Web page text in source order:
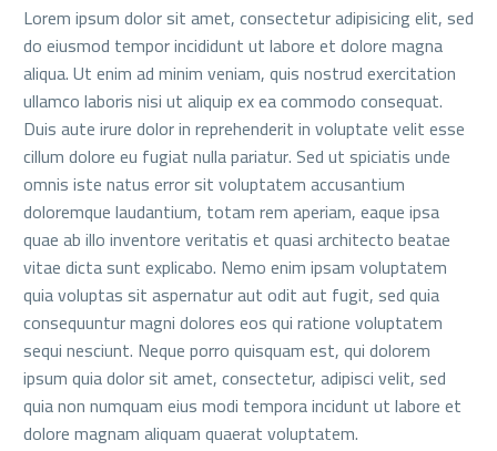
Lorem ipsum dolor sit amet, consectetur adipisicing elit, sed
do eiusmod tempor incididunt ut labore et dolore magna
aliqua. Ut enim ad minim veniam, quis nostrud exercitation
ullamco laboris nisi ut aliquip ex ea commodo consequat.
Duis aute irure dolor in reprehenderit in voluptate velit esse
cillum dolore eu fugiat nulla pariatur. Sed ut spiciatis unde
omnis iste natus error sit voluptatem accusantium
doloremque laudantium, totam rem aperiam, eaque ipsa
quae ab illo inventore veritatis et quasi architecto beatae
vitae dicta sunt explicabo. Nemo enim ipsam voluptatem
quia voluptas sit aspernatur aut odit aut fugit, sed quia
consequuntur magni dolores eos qui ratione voluptatem
sequi nesciunt. Neque porro quisquam est, qui dolorem
ipsum quia dolor sit amet, consectetur, adipisci velit, sed
quia non numquam eius modi tempora incidunt ut labore et
dolore magnam aliquam quaerat voluptatem.